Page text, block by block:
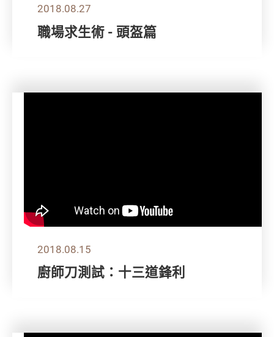
2018.08.27
職場求生術 - 頭盔篇
2018.08.15
廚師刀測試：十三道鋒利